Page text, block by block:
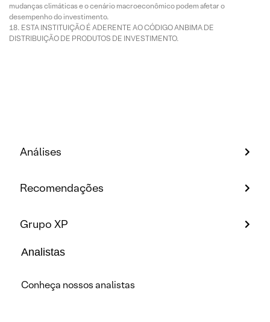
mudanças climáticas e o cenário macroeconômico podem afetar o
desempenho do investimento.
ESTA INSTITUIÇÃO É ADERENTE AO CÓDIGO ANBIMA DE
DISTRIBUIÇÃO DE PRODUTOS DE INVESTIMENTO.
Análises
Recomendações
Grupo XP
Analistas
Conheça nossos analistas